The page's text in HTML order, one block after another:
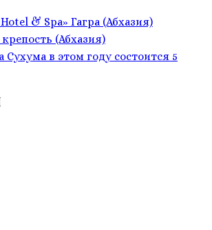
& Spa» Гагра (Абхазия)
(Абхазия)
Сухума в этом году состоится 5